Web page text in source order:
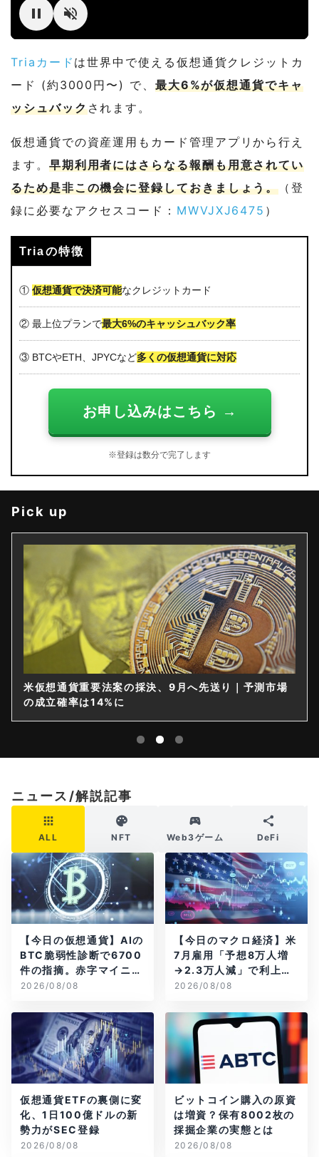
Triaカード は世界中で使える仮想通貨クレジットカ
ード (約3000円〜) で、 最大6%が仮想通貨でキャ
ッシュバックされます。
仮想通貨での資産運用もカード管理アプリから行え
ます。 早期利用者にはさらなる報酬も用意されてい
るため是非この機会に登録しておきましょう。 （登
録に必要なアクセスコード： MWVJXJ6475 ）
Triaの特徴
① 仮想通貨で決済可能なクレジットカード
② 最上位プランで最大6%のキャッシュバック率
③ BTCやETH、JPYCなど多くの仮想通貨に対応
お申し込みはこちら →
※登録は数分で完了します
Pick up
米仮想通貨重要法案の採決、9月へ先送り｜予測市場
の成立確率は14%に
ニュース/解説記事
ALL NFT Web3ゲーム DeFi
【今日の仮想通貨】AIの
BTC脆弱性診断で6700
件の指摘。赤字マイニン
グ企業はAIに賭ける
2026/08/08
【今日のマクロ経済】米
7月雇用「予想8万人増
→2.3万人減」で利上げ
観測後退
2026/08/08
仮想通貨ETFの裏側に変
化、1日100億ドルの新
勢力がSEC登録
2026/08/08
ビットコイン購入の原資
は増資？保有8002枚の
採掘企業の実態とは
2026/08/08